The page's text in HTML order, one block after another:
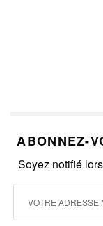
ABONNEZ-
Soyez notifié